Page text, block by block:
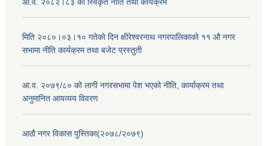
आ.व. २०८२।८३ को स्विकृत नीति तथा कार्यक्रम
मिति २०८०।०३।१० गतेकाे दिन क्षीरेश्वरनाथ नगरपालिकाकाे ११ ‍औ नगर
सभामा नीति कार्यक्रम तथा बजेट प्रस्तुती
आ.व. २०७९/८० को लागी नगरसभामा पेश भएको नीति, कार्याक्रम तथा
अनुमानित आयव्यय विवरण
आठौ नगर विकास पुस्तिका(२०७८/२०७९)